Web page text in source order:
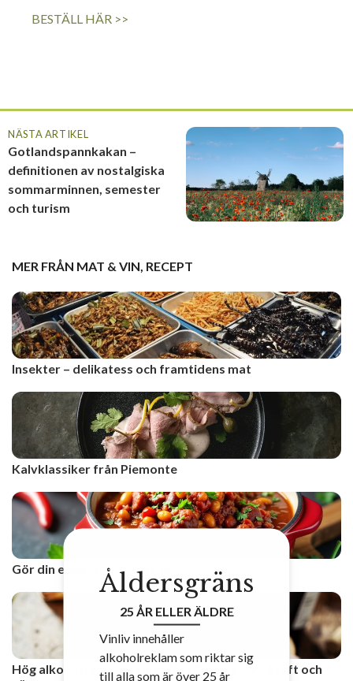
BESTÄLL HÄR >>
NÄSTA ARTIKEL
Gotlandspannkakan –
definitionen av nostalgiska
sommarminnen, semester
och turism
MER FRÅN MAT & VIN, RECEPT
Insekter – delikatess och framtidens mat
Kalvklassiker från Piemonte
Gör din egen chili con carne
Hög alkohol i vin – en smakförstärkare med kraft och
Åldersgräns
25 ÅR ELLER ÄLDRE
Vinliv innehåller
alkoholreklam som riktar sig
till alla som är över 25 år